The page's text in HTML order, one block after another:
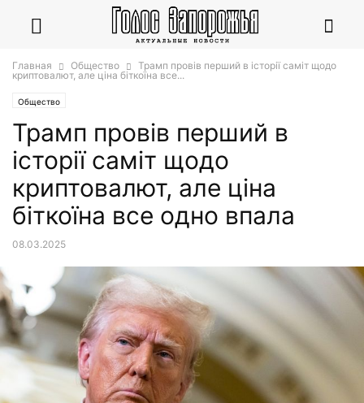
Главная Общество
Трамп провів перший в історії саміт щодо
криптовалют, але ціна біткоїна все...
Общество
Трамп провів перший в
історії саміт щодо
криптовалют, але ціна
біткоїна все одно впала
08.03.2025